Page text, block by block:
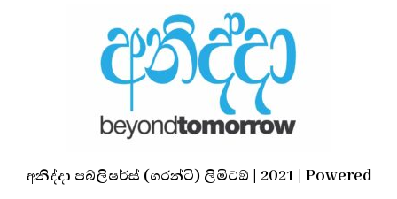
අනිද්දා පබ්ලිෂර්ස් (ගරන්ටි) ලිමිටඞ් | 2021 | Powered